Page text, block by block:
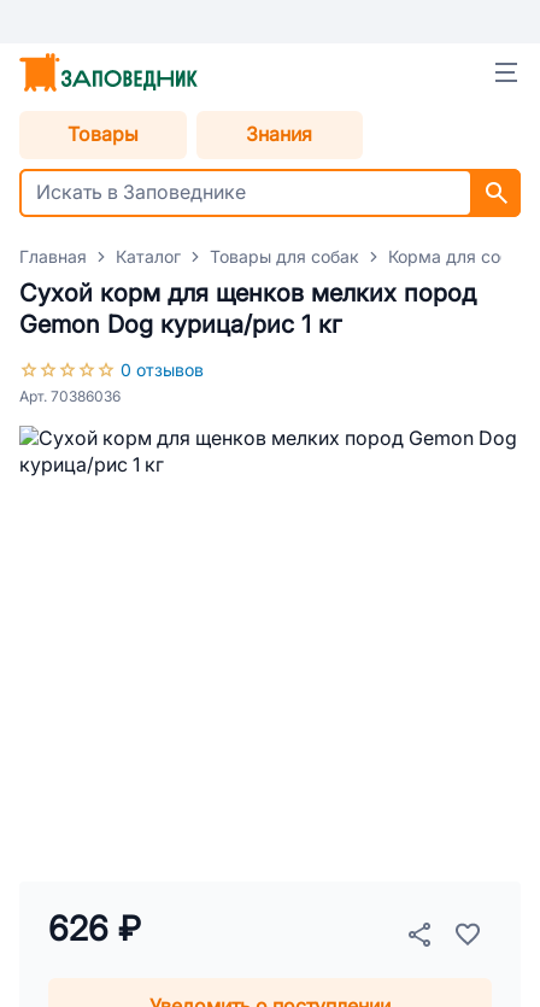
Товары Знания
Главная Каталог Товары для собак Корма для собак
Сухой корм для щенков мелких пород
Gemon Dog курица/рис 1 кг
0 отзывов
Арт. 70386036
626 ₽